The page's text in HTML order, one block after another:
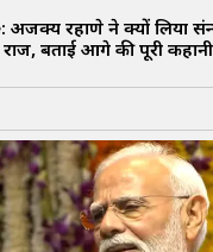
रहाणे ने क्यों लिया
बताई आगे की पूरी कहानी